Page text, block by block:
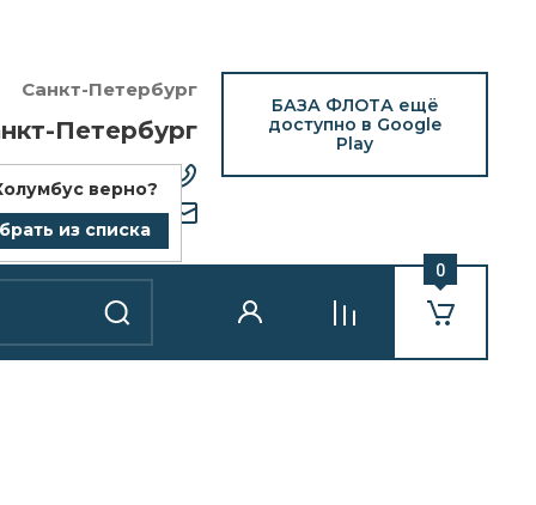
Санкт-Петербург
Петербург
верно?
из списка
418-25-77
БАЗА ФЛОТА ещё
доступно в Google
Play
0